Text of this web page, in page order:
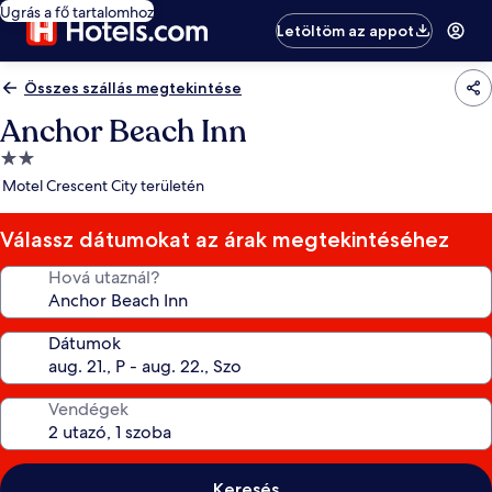
Ugrás a fő tartalomhoz
Letöltöm az appot
Összes szállás megtekintése
Anchor Beach Inn
2.0
csillagos
Motel Crescent City területén
Válassz dátumokat az árak megtekintéséhez
Hová utaznál?
Dátumok
Vendégek